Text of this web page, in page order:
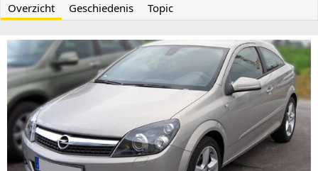
t
e
r
e
a
o
n
d
a
Overzicht Geschiedenis Topic